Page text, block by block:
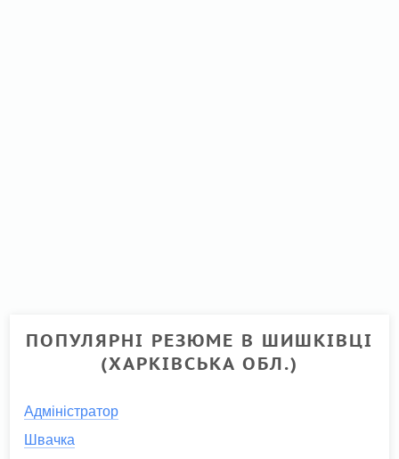
ПОПУЛЯРНІ РЕЗЮМЕ В ШИШКІВЦІ
(ХАРКІВСЬКА ОБЛ.)
Адміністратор
Швачка